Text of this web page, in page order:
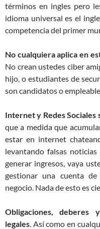
términos en ingles pero
idioma universal es el
competencia del primer
No cualquiera aplica en
No crean ustedes ciber
hijo, o estudiantes de
son candidatos o
Internet y Redes Sociales
que a medida que
estar en internet
levantando falsas
generar ingresos, vaya
gestionar una cuenta
negocio. Nada de esto es
Obligaciones, deberes
legales. Así como en